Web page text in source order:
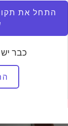
התחל את
כבר